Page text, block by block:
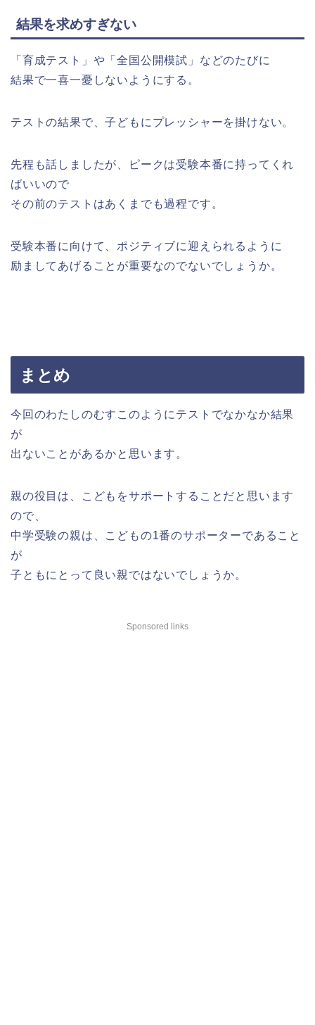
結果を求めすぎない
「育成テスト」や「全国公開模試」などのたびに
結果で一喜一憂しないようにする。
テストの結果で、子どもにプレッシャーを掛けない。
先程も話しましたが、ピークは受験本番に持ってくれ
ばいいので
その前のテストはあくまでも過程です。
受験本番に向けて、ポジティブに迎えられるように
励ましてあげることが重要なのでないでしょうか。
まとめ
今回のわたしのむすこのようにテストでなかなか結果
が
出ないことがあるかと思います。
親の役目は、こどもをサポートすることだと思います
ので、
中学受験の親は、こどもの1番のサポーターであること
が
子ともにとって良い親ではないでしょうか。
Sponsored links